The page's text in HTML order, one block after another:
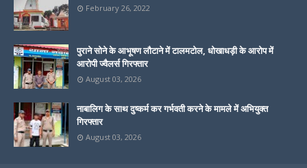
February 26, 2022
पुराने सोने के आभूषण लौटाने में टालमटोल, धोखाधड़ी के आरोप में
आरोपी ज्वैलर्स गिरफ्तार
August 03, 2026
नाबालिग के साथ दुष्कर्म कर गर्भवती करने के मामले में अभियुक्त
गिरफ्तार
August 03, 2026